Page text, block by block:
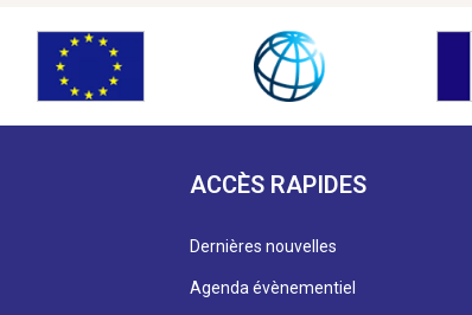
ACCÈS RAPIDES
Dernières nouvelles
Agenda évènementiel